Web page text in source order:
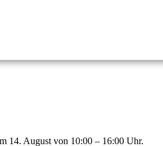
14. August von 10:00 – 16:00 Uhr.